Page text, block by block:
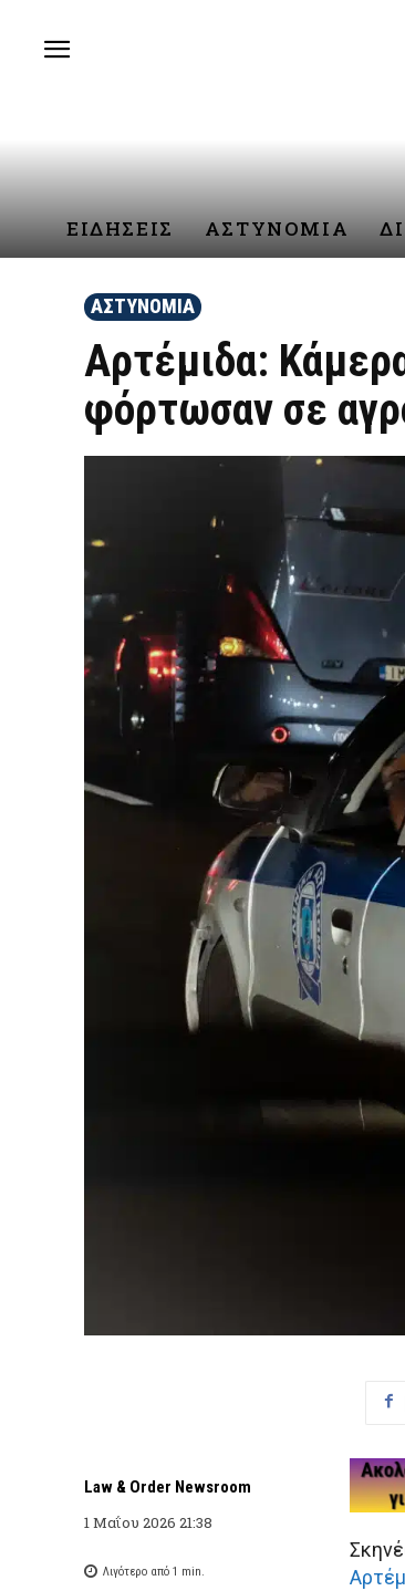
ΕΙΔΗΣΕΙΣ ΑΣΤΥΝΟΜΙΑ
ΑΣΤΥΝΟΜΙΑ
Αρτέμιδα:
φόρτωσαν σε
Law & Order Newsroom
1 Μαΐου 2026 21:38
Λιγότερο από 1 min.